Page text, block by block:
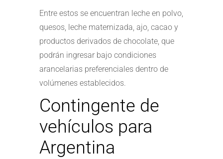
Entre estos se encuentran leche en polvo,
quesos, leche maternizada, ajo, cacao y
productos derivados de chocolate, que
podrán ingresar bajo condiciones
arancelarias preferenciales dentro de
volúmenes establecidos.
Contingente de
vehículos para
Argentina